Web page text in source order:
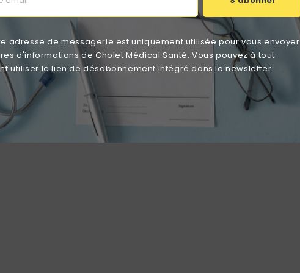
adresse de messagerie est uniquement utilisée pour vous envoyer
d'informations de Cholet Médical Santé. Vous pouvez à tout
utiliser le lien de désabonnement intégré dans la newsletter.